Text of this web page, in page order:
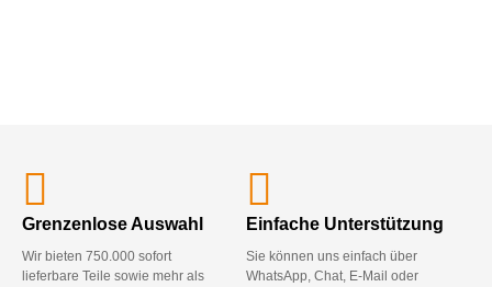
Grenzenlose Auswahl
Wir bieten 750.000 sofort
lieferbare Teile sowie mehr als
Einfache Unterstützung
Sie können uns einfach über
WhatsApp, Chat, E-Mail oder